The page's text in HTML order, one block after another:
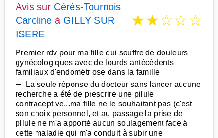
Avis sur Cérès-Tournois
Caroline à GILLY SUR
ISERE
★★☆☆☆
Premier rdv pour ma fille qui souffre de douleurs
gynécologiques avec de lourds antécédents
familiaux d'endométriose dans la famille
➖ La seule réponse du docteur sans lancer aucune
recherche a été de prescrire une pilule
contraceptive...ma fille ne le souhaitant pas (c'est
son choix personnel, et au passage la prise de
pilule ne m'a apporté aucun soulagement face à
cette maladie qui m'a conduit à subir une